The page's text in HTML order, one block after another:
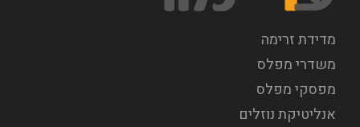
מדידת זרימה
משדרי מפלס
מפסקי מפלס
אנליטיקת נוזלים